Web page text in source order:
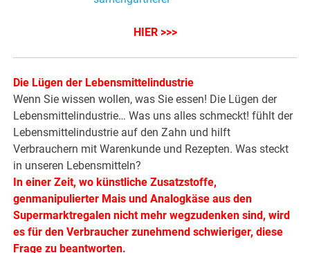
HIER >>>
Die Lügen der Lebensmittelindustrie
Wenn Sie wissen wollen, was Sie essen! Die Lügen der
Lebensmittelindustrie… Was uns alles schmeckt! fühlt der
Lebensmittelindustrie auf den Zahn und hilft
Verbrauchern mit Warenkunde und Rezepten. Was steckt
in unseren Lebensmitteln?
In einer Zeit, wo künstliche Zusatzstoffe,
genmanipulierter Mais und Analogkäse aus den
Supermarktregalen nicht mehr wegzudenken sind, wird
es für den Verbraucher zunehmend schwieriger, diese
Frage zu beantworten.